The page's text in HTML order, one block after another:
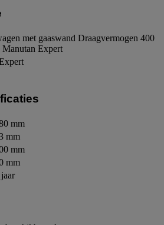
met gaaswand Draagvermogen 400
Expert
mm
mm
mm
mm